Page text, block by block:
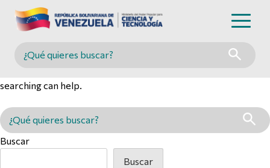
Buscar en MINCYT
searching can help.
Buscar en MINCYT
Buscar
Buscar